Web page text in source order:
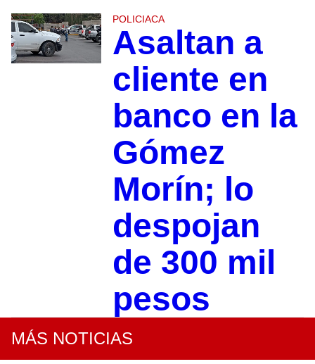
POLICIACA
Asaltan a
cliente en
banco en la
Gómez
Morín; lo
despojan
de 300 mil
pesos
MÁS NOTICIAS